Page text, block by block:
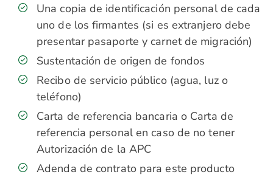
Una copia de identificación personal de cada
uno de los firmantes (si es extranjero debe
presentar pasaporte y carnet de migración)
Sustentación de origen de fondos
Recibo de servicio público (agua, luz o
teléfono)
Carta de referencia bancaria o Carta de
referencia personal en caso de no tener
Autorización de la APC
Adenda de contrato para este producto